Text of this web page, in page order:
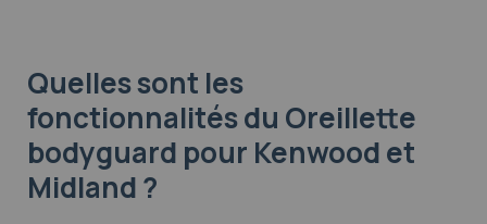
Quelles sont les
fonctionnalitésdu Oreillette
bodyguard pour Kenwood et
Midland ?